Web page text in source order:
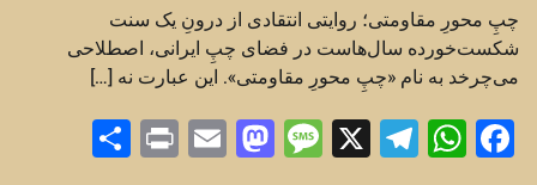
چپِ محورِ مقاومتی؛ روایتی انتقادی از درونِ یک سنت
شکست‌خورده سال‌هاست در فضای چپِ ایرانی، اصطلاحی
می‌چرخد به نام «چپِ محورِ مقاومتی». این عبارت نه […]
Facebook
WhatsApp
Telegram
X
Message
Mastodon
Email
Print